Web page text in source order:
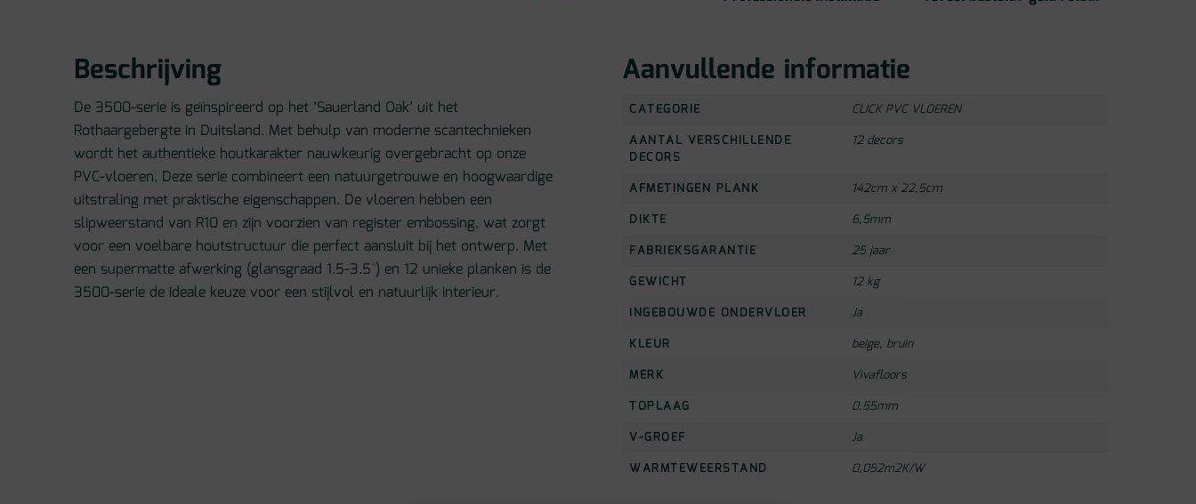
Beschrijving
De 3500-serie is geïnspireerd op het ‘Sauerland Oak’ uit het
Rothaargebergte in Duitsland. Met behulp van moderne scantechnieken
wordt het authentieke houtkarakter nauwkeurig overgebracht op onze
PVC-vloeren. Deze serie combineert een natuurgetrouwe en hoogwaardige
uitstraling met praktische eigenschappen. De vloeren hebben een
slipweerstand van R10 en zijn voorzien van register embossing, wat zorgt
voor een voelbare houtstructuur die perfect aansluit bij het ontwerp. Met
een supermatte afwerking (glansgraad 1.5-3.5°) en 12 unieke planken is de
3500-serie de ideale keuze voor een stijlvol en natuurlijk interieur.
Aanvullende informatie
CATEGORIE
CLICK PVC VLOEREN
AANTAL VERSCHILLENDE
DECORS
12 decors
AFMETINGEN PLANK
142cm x 22,5cm
DIKTE
6,5mm
FABRIEKSGARANTIE
25 jaar
GEWICHT
12 kg
INGEBOUWDE ONDERVLOER
Ja
KLEUR
beige, bruin
MERK
Vivafloors
TOPLAAG
0.55mm
V-GROEF
Ja
WARMTEWEERSTAND
0,052m2K/W